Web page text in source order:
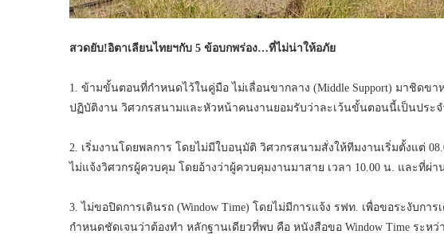
สวดยับ!อิตาเลียนไทยฯกับ 5 ข้อบกพร่อง…ที่ไม่น่าให้อภัย
1. ข้ามขั้นตอนที่กำหนดไว้ในคู่มือ ไม่เลื่อนขากลาง (Middle Support) มาชิด
ปฏิบัติงาน วิศวกรสนามและหัวหน้าคนงานยอมรับว่าละเว้นขั้นตอนนี้เป็นประจ
2. เริ่มงานโดยพลการ โดยไม่มีใบอนุมัติ วิศวกรสนามสั่งให้ทีมงานเริ่มตั้งแต่
ไม่แจ้งวิศวกรผู้ควบคุม โดยอ้างว่าผู้ควบคุมงานมาสาย เวลา 10.00 น. และที่ผ่า
3. ไม่ขอปิดการเดินรถ (Window Time) โดยไม่มีการแจ้ง รฟท. เพื่อขอระงับก
กำหนดชัดเจนว่าต้องทำ หลักฐานเดียวที่พบ คือ หนังสือขอ Window Time ระหว่